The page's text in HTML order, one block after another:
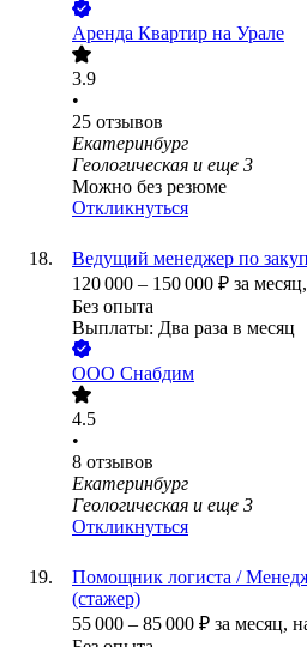
Аренда Квартир на Урале
3.9
•
25 отзывов
Екатеринбург
Геологическая и еще 3
Можно без резюме
Откликнуться
Ведущий менеджер по
120 000 – 150 000 ₽ за месяц,
Без опыта
Выплаты: Два раза в месяц
ООО Снабдим
4.5
•
8 отзывов
Екатеринбург
Геологическая и еще 3
Откликнуться
Помощник логиста /
(стажер)
55 000 – 85 000 ₽ за месяц,